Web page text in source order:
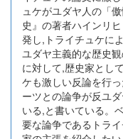
ュケがユダヤ人の「
史』の著者ハインリ
発し,トライチュケに
ユダヤ主義的な歴史
に対して,歴史家とし
ケも激しい反論を行
ーツとの論争が反ユ
いる,と書いている。
要な論争であるトラ